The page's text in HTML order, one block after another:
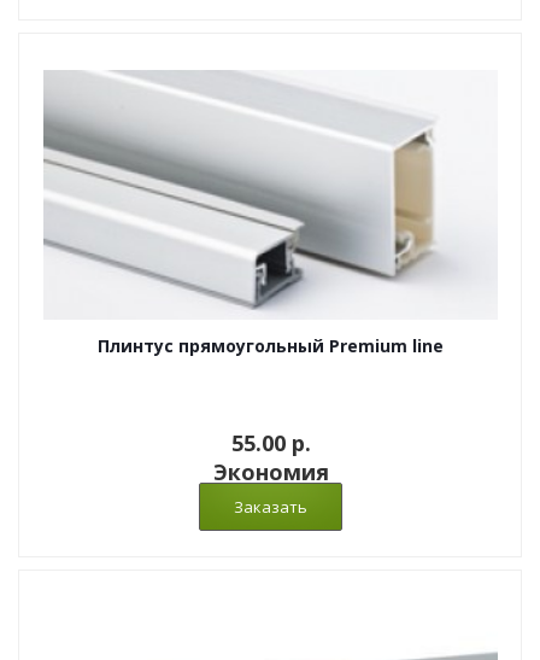
Плинтус прямоугольный Premium line
55.00 p.
Экономия